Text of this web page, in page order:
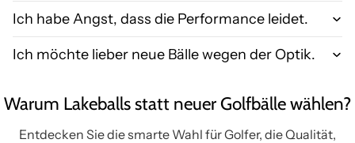
Ich habe Angst, dass die Performance leidet.
Ich möchte lieber neue Bälle wegen der Optik.
Warum Lakeballs statt neuer Golfbälle wählen?
Entdecken Sie die smarte Wahl für Golfer, die Qualität,